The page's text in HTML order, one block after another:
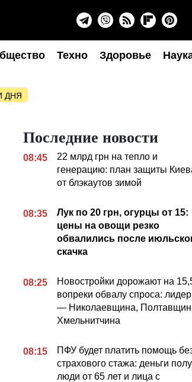
Техно Здоровье
ДНЯ
Последние новости
08:45
22 млрд грн на тепло и
генерацию: план защиты
от блэкаутов зимой
08:35
Лук по 20 грн, огурцы от 15:
цены на овощи резко
обвалились после
скачка
08:25
Новостройки дорожают на
вопреки обвалу спроса:
— Николаевщина,
Хмельнитчина
08:15
ПФУ будет платить помощь
страхового стажа: деньги
люди от 65 лет и лица с